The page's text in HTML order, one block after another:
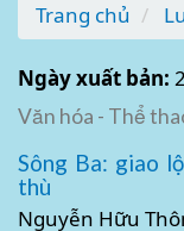
Trang chủ
Ngày xuất bản:
Văn hóa - Thể
Sông Ba: giao
thù
Nguyễn Hữu